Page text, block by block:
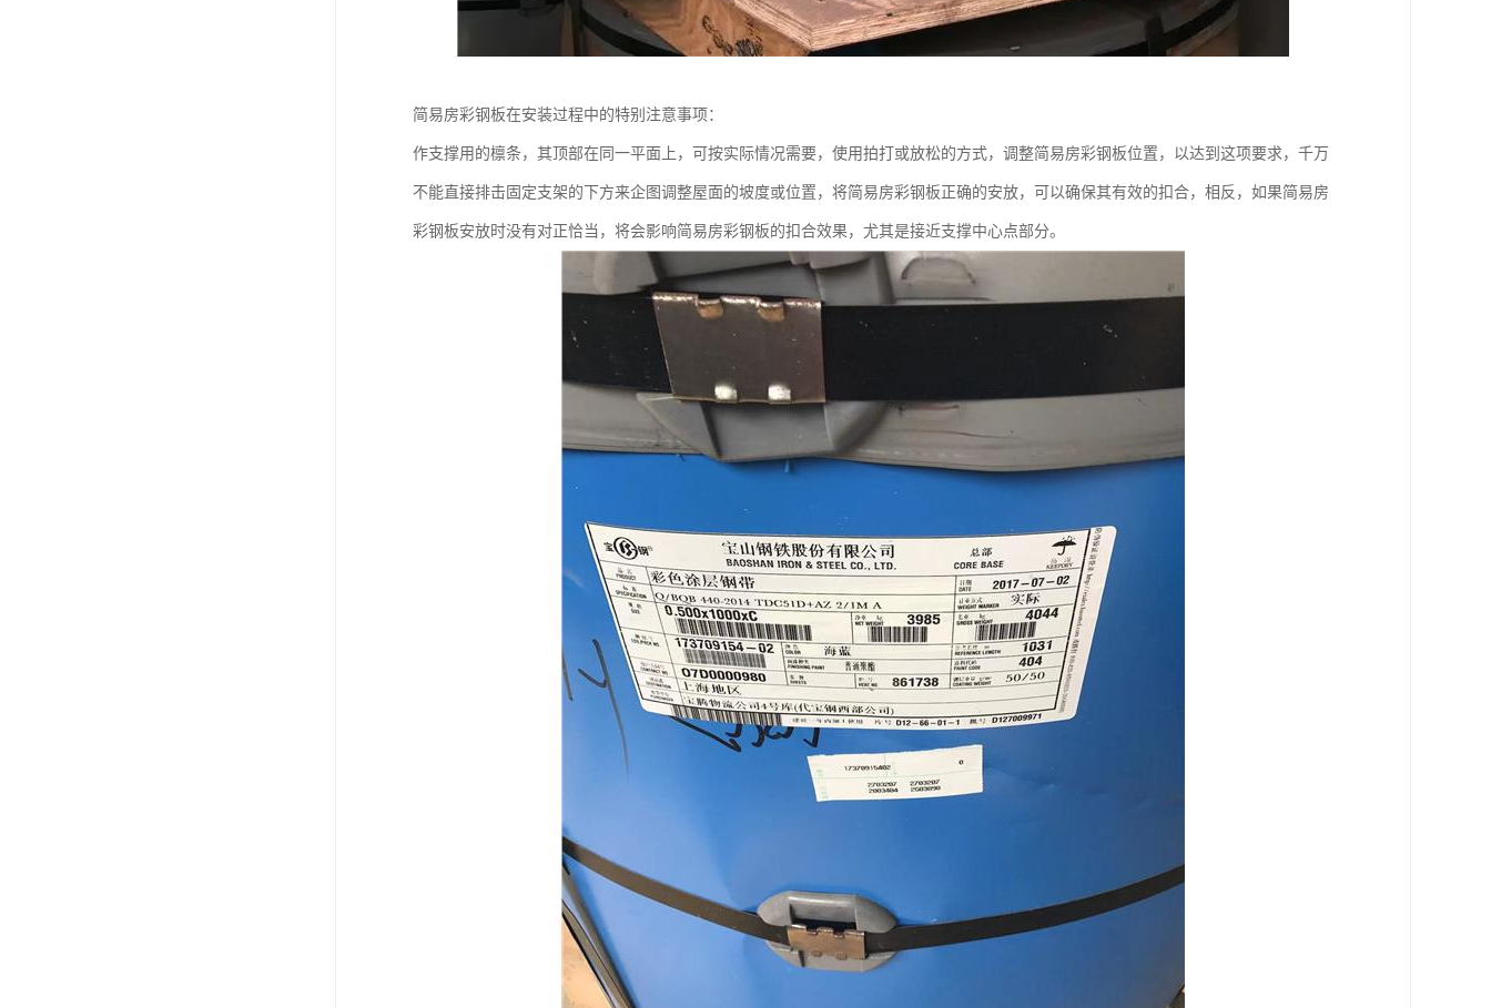
简易房彩钢板在安装过程中的特别注意事项：
作支撑用的檩条，其顶部在同一平面上，可按实际情况需要，使用拍打或放松的方式，调整简易房彩钢板位置，以达到这项要求，千万
不能直接排击固定支架的下方来企图调整屋面的坡度或位置，将简易房彩钢板正确的安放，可以确保其有效的扣合，相反，如果简易房
彩钢板安放时没有对正恰当，将会影响简易房彩钢板的扣合效果，尤其是接近支撑中心点部分。